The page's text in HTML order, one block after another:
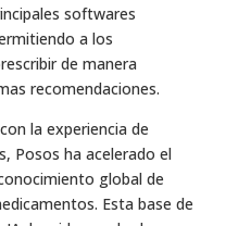
softwares
a los
de manera
recomendaciones.
la experiencia de
Posos ha acelerado el
global de
Esta base de